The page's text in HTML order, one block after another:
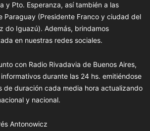
y Pto. Esperanza, así también a las
Paraguay (Presidente Franco y ciudad del
do Iguazú). Además, brindamos
en nuestras redes sociales.
con Radio Rivadavia de Buenos Aires,
durante las 24 hs. emitiéndose
de duración cada media hora actualizando
y nacional.
Antonowicz